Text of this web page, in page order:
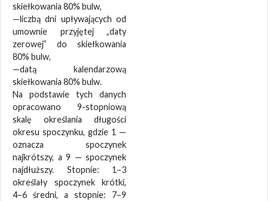
skiełkowania 80% bulw,
—liczbą dni upływających od
umownie przyjętej „daty
zerowej” do skiełkowania
80% bulw,
—datą kalendarzową
skiełkowania 80% bulw.
Na podstawie tych danych
opracowano 9-stopniową
skalę określania długości
okresu spoczynku, gdzie 1 —
oznacza spoczynek
najkrótszy, a 9 — spoczynek
najdłuższy. Stopnie: 1–3
określały spoczynek krótki,
4–6 średni, a stopnie: 7–9